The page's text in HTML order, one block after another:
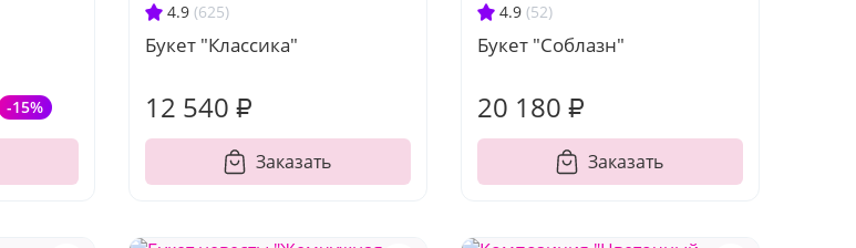
-15%
4.9 (625)
Букет "Классика"
12 540 ₽
Заказать
4.9 (52)
Букет "Соблазн"
20 180 ₽
Заказать